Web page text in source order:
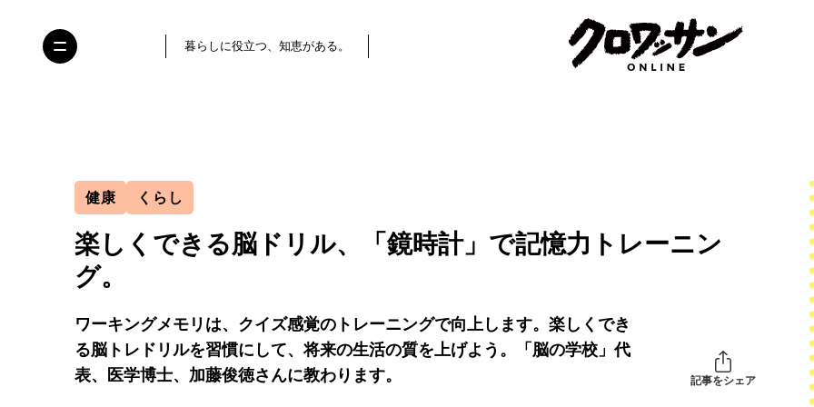
暮らしに役立つ、知恵がある。
健康 くらし
楽しくできる脳ドリル、「鏡時計」で記憶力トレーニン
グ。
ワーキングメモリは、クイズ感覚のトレーニングで向上します。楽しくでき
る脳トレドリルを習慣にして、将来の生活の質を上げよう。「脳の学校」代
表、医学博士、加藤俊徳さんに教わります。
記事をシェア